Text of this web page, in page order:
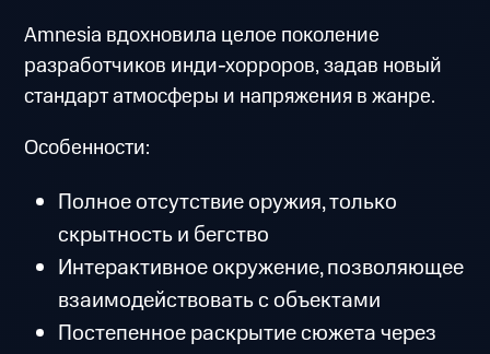
Amnesia вдохновила целое поколение
разработчиков инди-хорроров, задав новый
стандарт атмосферы и напряжения в жанре.
Особенности:
Полное отсутствие оружия, только
скрытность и бегство
Интерактивное окружение, позволяющее
взаимодействовать с объектами
Постепенное раскрытие сюжета через